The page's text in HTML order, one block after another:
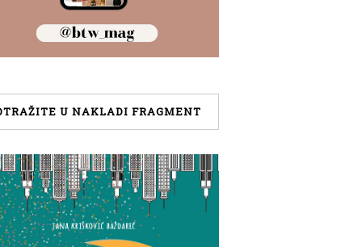
U NAKLADI FRAGMENT